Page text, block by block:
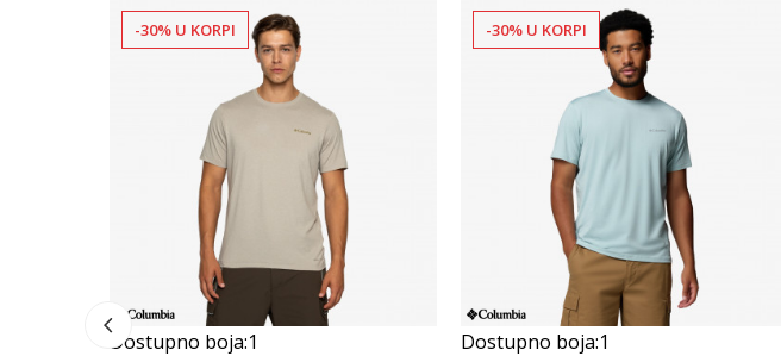
-30% U KORPI
Dostupno boja:1
-30% U KORPI
Dostupno boja:1